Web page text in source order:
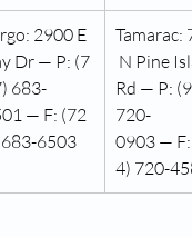
2900 E
Dr — P: (7
683-
— F: (72
683-6503
Tamarac:
N Pine
Rd — P:
720-
0903 — F:
4) 720-